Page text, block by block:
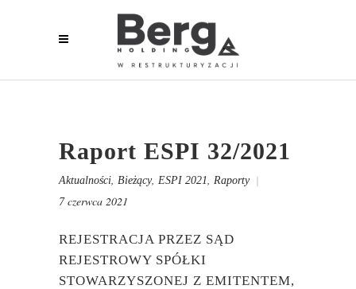
Raport ESPI 32/2021
Aktualności, Bieżący, ESPI 2021, Raporty
7 czerwca 2021
REJESTRACJA PRZEZ SĄD
REJESTROWY SPÓŁKI
STOWARZYSZONEJ Z EMITENTEM,